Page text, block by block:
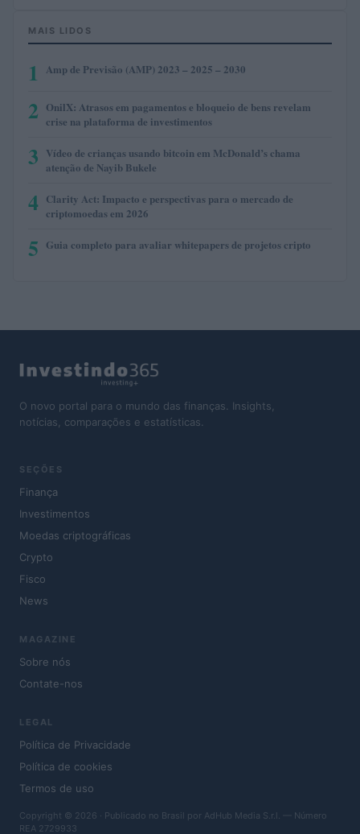
MAIS LIDOS
1 Amp de Previsão (AMP) 2023 – 2025 – 2030
2 OnilX: Atrasos em pagamentos e bloqueio de bens revelam
crise na plataforma de investimentos
3 Vídeo de crianças usando bitcoin em McDonald’s chama
atenção de Nayib Bukele
4 Clarity Act: Impacto e perspectivas para o mercado de
criptomoedas em 2026
5 Guia completo para avaliar whitepapers de projetos cripto
O novo portal para o mundo das finanças. Insights,
notícias, comparações e estatísticas.
SEÇÕES
Finança
Investimentos
Moedas criptográficas
Crypto
Fisco
News
MAGAZINE
Sobre nós
Contate-nos
LEGAL
Política de Privacidade
Política de cookies
Termos de uso
Copyright © 2026 · Publicado no Brasil por AdHub Media S.r.l. — Número
REA 2729933